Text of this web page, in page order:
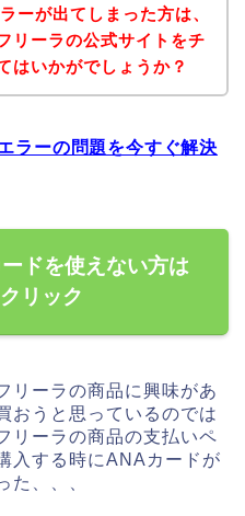
ーが出てしまった方は、
リーラの公式サイトをチ
はいかがでしょうか？
ラーの問題を今すぐ解決
ドを使えない方は
リック
リーラの商品に興味があ
おうと思っているのでは
リーラの商品の支払いペ
入する時にANAカードが
た、、、